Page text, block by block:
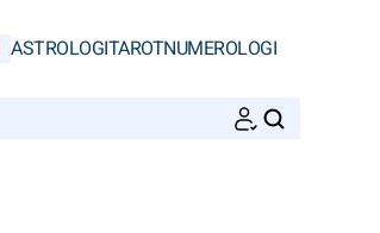
ASTROLOGITAROTNUMEROLOGI